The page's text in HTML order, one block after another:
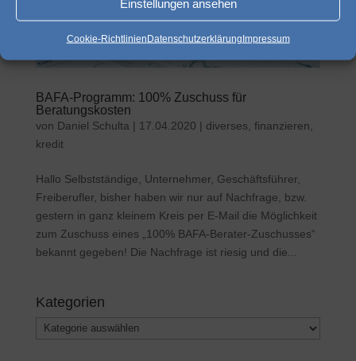
Einstellungen ansehen
Cookie-RichtlinienDatenschutzerklärungImpressum
BAFA-Programm: 100% Zuschuss für
Beratungskosten
von Daniel Schulta | 17.04.2020 | diverses finanzieren
kredit
Hallo Selbstständige, Unternehmer, Geschäftsführer,
Freiberufler, bisher haben wir nur auf Nachfrage, bzw.
gestern in ganz kleinem Kreis per E-Mail die Möglichkeit
zum Zuschuss eines „100% BAFA-Berater-Zuschusses“
bekannt gegeben! Die Nachfrage ist riesig und die...
Kategorien
Kategorien